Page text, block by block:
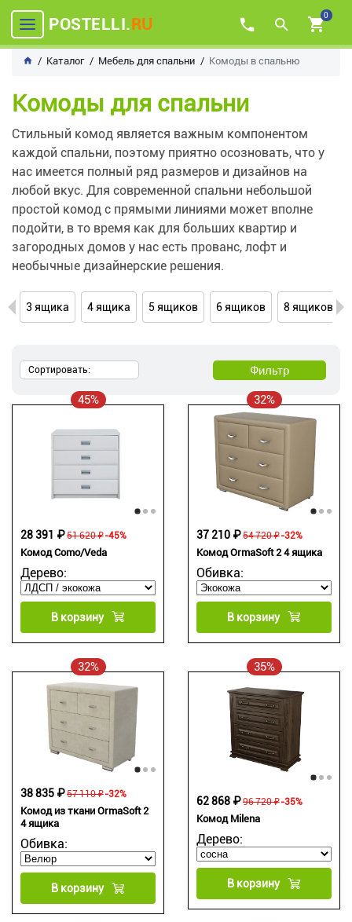
POSTELLI.RU 0
Каталог Мебель для спальни Комоды в спальню
Комоды для спальни
Стильный комод является важным компонентом
каждой спальни, поэтому приятно осозновать, что у
нас имеется полный ряд размеров и дизайнов на
любой вкус. Для современной спальни небольшой
простой комод с прямыми линиями может вполне
подойти, в то время как для больших квартир и
загородных домов у нас есть прованс, лофт и
необычные дизайнерские решения.
3 ящика 4 ящика 5 ящиков 6 ящиков 8 ящиков
Сортировать: Фильтр
45%
Комод Como/Veda
Дерево:
51 620 ₽
28 391 ₽ -45%
В корзину
32%
Комод OrmaSoft 2 4 ящика
Обивка:
54 720 ₽
37 210 ₽ -32%
В корзину
32%
Комод из ткани OrmaSoft 2
4 ящика
Обивка:
57 110 ₽
38 835 ₽ -32%
В корзину
35%
Комод Milena
Дерево:
96 720 ₽
62 868 ₽ -35%
В корзину